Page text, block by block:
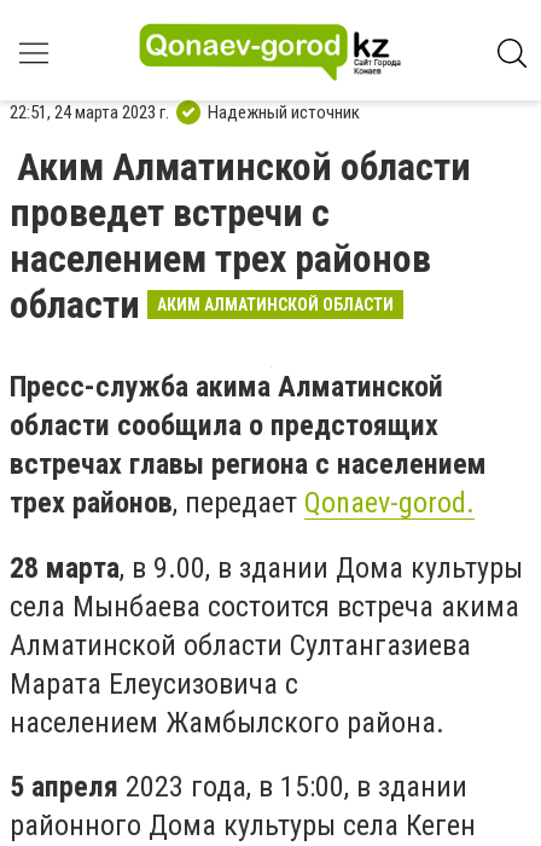
22:51, 24 марта 2023 г. Надежный источник
Аким Алматинской области
проведет встречи с
населением трех районов
области
АКИМ АЛМАТИНСКОЙ ОБЛАСТИ
Пресс-служба акима Алматинской
области сообщила о предстоящих
встречах главы региона с населением
трех районов, передает Qonaev-gorod.
28 марта, в 9.00, в здании Дома культуры
села Мынбаева состоится встреча акима
Алматинской области Султангазиева
Марата Елеусизовича с
населением Жамбылского района.
5 апреля 2023 года, в 15:00, в здании
районного Дома культуры села Кеген